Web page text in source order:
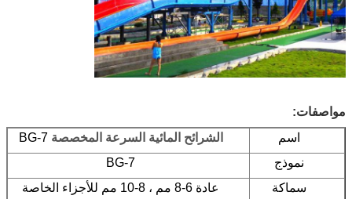
مواصفات:
اسم
الشرائح المائية السرعة المخصصة BG-7
نموذج
BG-7
سماكة
عادة 6-8 مم ، 8-10 مم للأجزاء الخاصة